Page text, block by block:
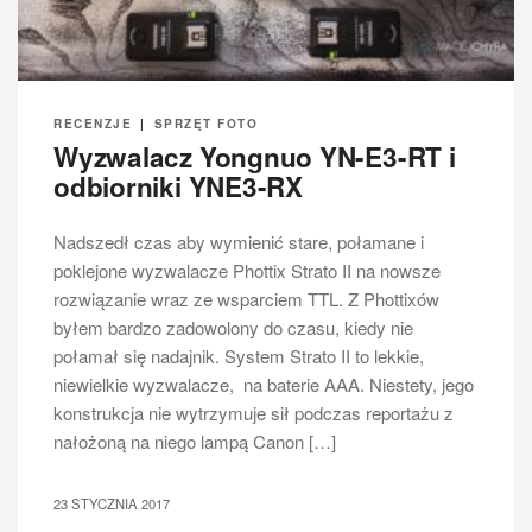
RECENZJE | SPRZĘT FOTO
Wyzwalacz Yongnuo YN-E3-RT i
odbiorniki YNE3-RX
Nadszedł czas aby wymienić stare, połamane i
poklejone wyzwalacze Phottix Strato II na nowsze
rozwiązanie wraz ze wsparciem TTL. Z Phottixów
byłem bardzo zadowolony do czasu, kiedy nie
połamał się nadajnik. System Strato II to lekkie,
niewielkie wyzwalacze, na baterie AAA. Niestety, jego
konstrukcja nie wytrzymuje sił podczas reportażu z
nałożoną na niego lampą Canon […]
23 STYCZNIA 2017